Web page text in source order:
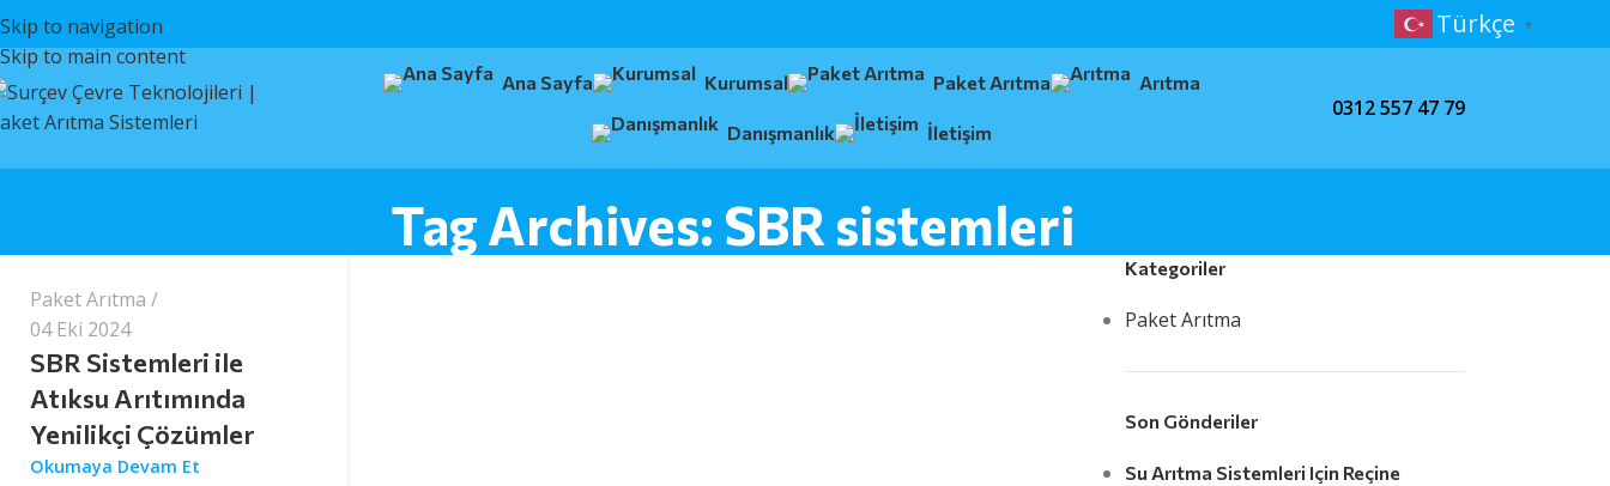
Skip to navigation
Skip to main content
Türkçe ▼
Ana Sayfa Kurumsal Paket Arıtma Arıtma
Danışmanlık İletişim
0312 557 47 79
Tag Archives: SBR sistemleri
Paket Arıtma
04 Eki 2024
SBR Sistemleri ile
Atıksu Arıtımında
Yenilikçi Çözümler
Okumaya Devam Et
Kategoriler
Paket Arıtma
Son Gönderiler
Su Arıtma Sistemleri Için Reçine